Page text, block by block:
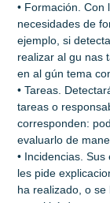
• Formación.
necesidades de
ejemplo, si
realizar al gu nas
en al gún tema
• Tareas.
tareas o
corresponden:
evaluarlo de
• Incidencias.
les pide
ha realizado, o